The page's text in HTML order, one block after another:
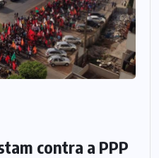
contra a PPP